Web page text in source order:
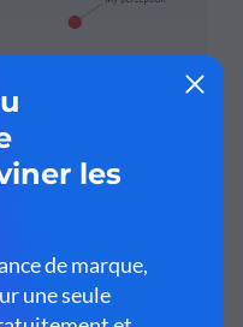
est généralement